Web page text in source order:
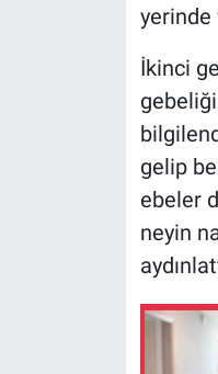
yerinde
İkinci
gelip
ebeler
neyin